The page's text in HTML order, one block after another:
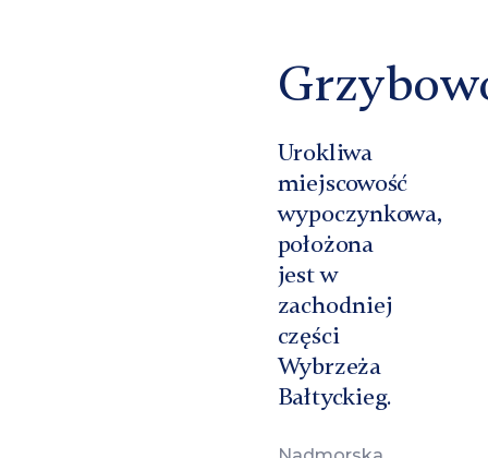
Urokliwa
miejscowość
wypoczynkowa,
położona
jest w
zachodniej
części
Wybrzeża
Bałtyckieg.